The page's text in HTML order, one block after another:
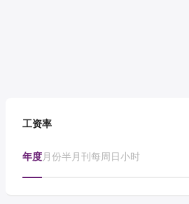
工资率
年度月份半月刊每周日小时